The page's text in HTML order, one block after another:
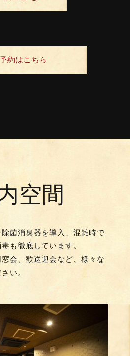
約はこちら
空間
菌消臭器を導入、混雑時で
も徹底しています。
会、歓送迎会など、様々な
い。